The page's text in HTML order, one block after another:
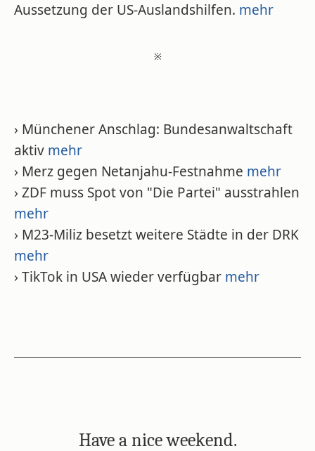
Aussetzung der US-Auslandshilfen. mehr
※
› Münchener Anschlag: Bundesanwaltschaft
aktiv mehr
› Merz gegen Netanjahu-Festnahme mehr
› ZDF muss Spot von "Die Partei" ausstrahlen
mehr
› M23-Miliz besetzt weitere Städte in der DRK
mehr
› TikTok in USA wieder verfügbar mehr
Have a nice weekend.